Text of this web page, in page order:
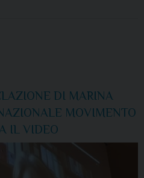
DI MARINA
MOVIMENTO
IL VIDEO